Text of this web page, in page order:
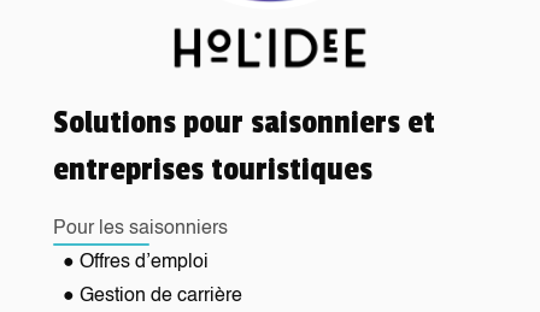
Solutions pour saisonniers et
entreprises touristiques
Pour les saisonniers
● Offres d’emploi
● Gestion de carrière